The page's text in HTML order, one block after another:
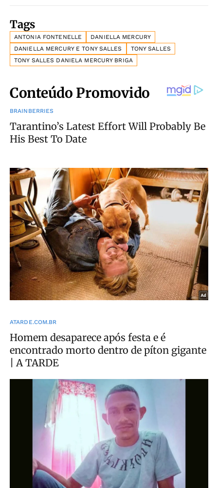
Tags
ANTONIA FONTENELLE
DANIELLA MERCURY
DANIELLA MERCURY E TONY SALLES
TONY SALLES
TONY SALLES DANIELA MERCURY BRIGA